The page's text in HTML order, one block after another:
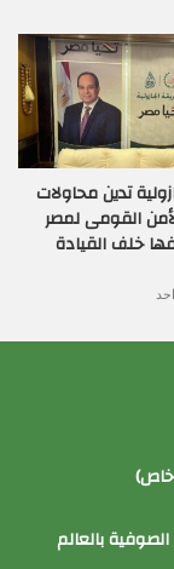
تدين محاولات
القومى لمصر
خلف القيادة
بالعالم